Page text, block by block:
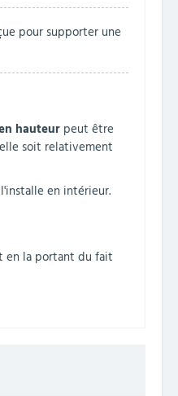
pour supporter une
hauteur peut être
soit relativement
en intérieur.
en la portant du fait